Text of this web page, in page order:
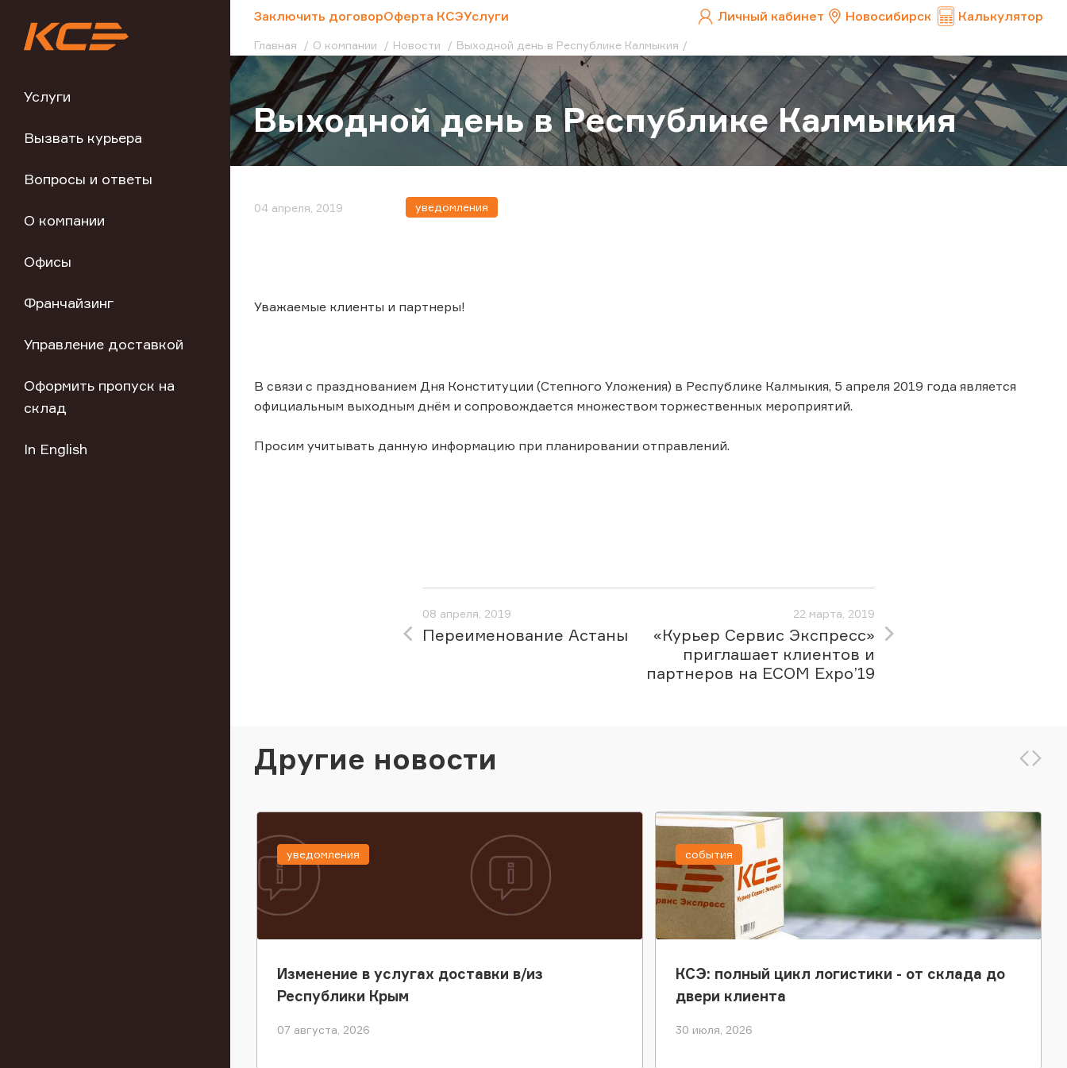
Услуги
Вызвать курьера
Вопросы и ответы
О компании
Офисы
Франчайзинг
Управление доставкой
Оформить пропуск на
склад
In English
Заключить договорОферта КСЭУслуги Личный кабинет Новосибирск Калькулятор
Главная О компании Новости Выходной день в Республике Калмыкия
Выходной день в Республике Калмыкия
04 апреля, 2019 уведомления
Уважаемые клиенты и партнеры!
В связи с празднованием Дня Конституции (Степного Уложения) в Республике Калмыкия, 5 апреля 2019 года является
официальным выходным днём и сопровождается множеством торжественных мероприятий.
Просим учитывать данную информацию при планировании отправлений.
08 апреля, 2019
Переименование Астаны
22 марта, 2019
«Курьер Сервис Экспресс»
приглашает клиентов и
партнеров на ECOM Expo’19
Другие новости
Изменение в услугах доставки в/из
Республики Крым
07 августа, 2026
уведомления
КСЭ: полный цикл логистики - от склада до
двери клиента
30 июля, 2026
события